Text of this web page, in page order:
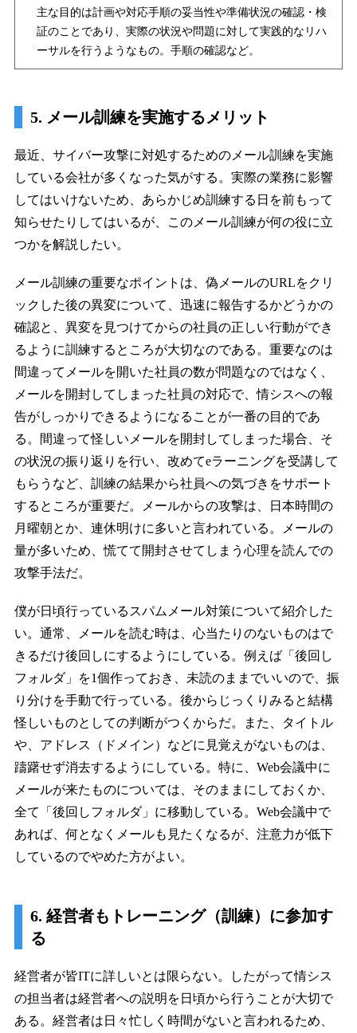
主な目的は計画や対応手順の妥当性や準備状況の確認・検
証のことであり、実際の状況や問題に対して実践的なリハ
ーサルを行うようなもの。手順の確認など。
5. メール訓練を実施するメリット
最近、サイバー攻撃に対処するためのメール訓練を実施
している会社が多くなった気がする。実際の業務に影響
してはいけないため、あらかじめ訓練する日を前もって
知らせたりしてはいるが、このメール訓練が何の役に立
つかを解説したい。
メール訓練の重要なポイントは、偽メールのURLをクリ
ックした後の異変について、迅速に報告するかどうかの
確認と、異変を見つけてからの社員の正しい行動ができ
るように訓練するところが大切なのである。重要なのは
間違ってメールを開いた社員の数が問題なのではなく、
メールを開封してしまった社員の対応で、情シスへの報
告がしっかりできるようになることが一番の目的であ
る。間違って怪しいメールを開封してしまった場合、そ
の状況の振り返りを行い、改めてeラーニングを受講して
もらうなど、訓練の結果から社員への気づきをサポート
するところが重要だ。メールからの攻撃は、日本時間の
月曜朝とか、連休明けに多いと言われている。メールの
量が多いため、慌てて開封させてしまう心理を読んでの
攻撃手法だ。
僕が日頃行っているスパムメール対策について紹介した
い。通常、メールを読む時は、心当たりのないものはで
きるだけ後回しにするようにしている。例えば「後回し
フォルダ」を1個作っておき、未読のままでいいので、振
り分けを手動で行っている。後からじっくりみると結構
怪しいものとしての判断がつくからだ。また、タイトル
や、アドレス（ドメイン）などに見覚えがないものは、
躊躇せず消去するようにしている。特に、Web会議中に
メールが来たものについては、そのままにしておくか、
全て「後回しフォルダ」に移動している。Web会議中で
あれば、何となくメールも見たくなるが、注意力が低下
しているのでやめた方がよい。
6. 経営者もトレーニング（訓練）に参加す
る
経営者が皆ITに詳しいとは限らない。したがって情シス
の担当者は経営者への説明を日頃から行うことが大切で
ある。経営者は日々忙しく時間がないと言われるため、